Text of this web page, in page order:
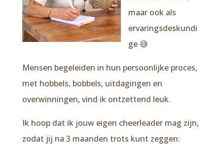
maar ook als
ervaringsdeskundi
ge 😅
Mensen begeleiden in hun persoonlijke proces,
met hobbels, bobbels, uitdagingen en
overwinningen, vind ik ontzettend leuk.
Ik hoop dat ik jouw eigen cheerleader mag zijn,
zodat jij na 3 maanden trots kunt zeggen: